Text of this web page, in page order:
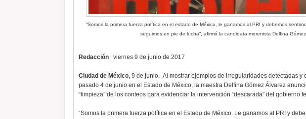
“Somos la primera fuerza política en el estado de México, le ganamos al PRI y debemos
seguimos en pie de lucha”, afirmó la candidata morenista Delfina
Redacción | viernes 9 de junio de 2017
Ciudad de México, 9 de junio.- Al mostrar ejemplos de irregularidades detectadas y
pasado 4 de junio en el Estado de México, la maestra Delfina Gómez Álvarez
“limpieza” de los conteos para evidenciar la intervención “descarada” del gobierno
“Somos la primera fuerza política en el Estado de México. Le ganamos al PRI y